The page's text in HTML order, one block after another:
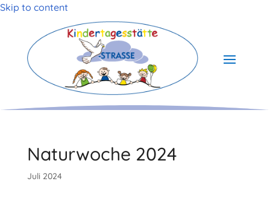
Skip to content
Naturwoche 2024
Juli 2024